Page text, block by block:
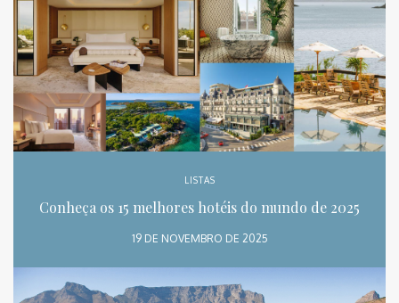
LISTAS
Conheça os 15 melhores hotéis do mundo de 2025
19 DE NOVEMBRO DE 2025